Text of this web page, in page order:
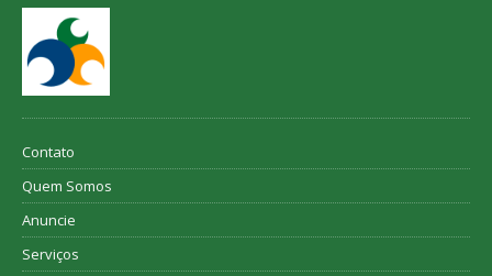
Contato
Quem Somos
Anuncie
Serviços